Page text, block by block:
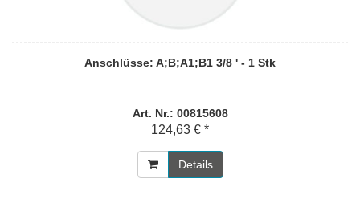
Anschlüsse: A;B;A1;B1 3/8 ' - 1 Stk
Art. Nr.: 00815608
124,63 € *
Details